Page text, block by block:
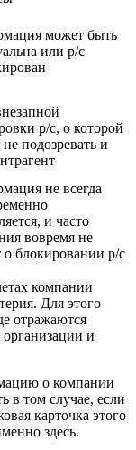
то в разделе
счёта;
которая
номер
Службу (если
может быть
или р/с
р/с, о которой
не всегда
и часто